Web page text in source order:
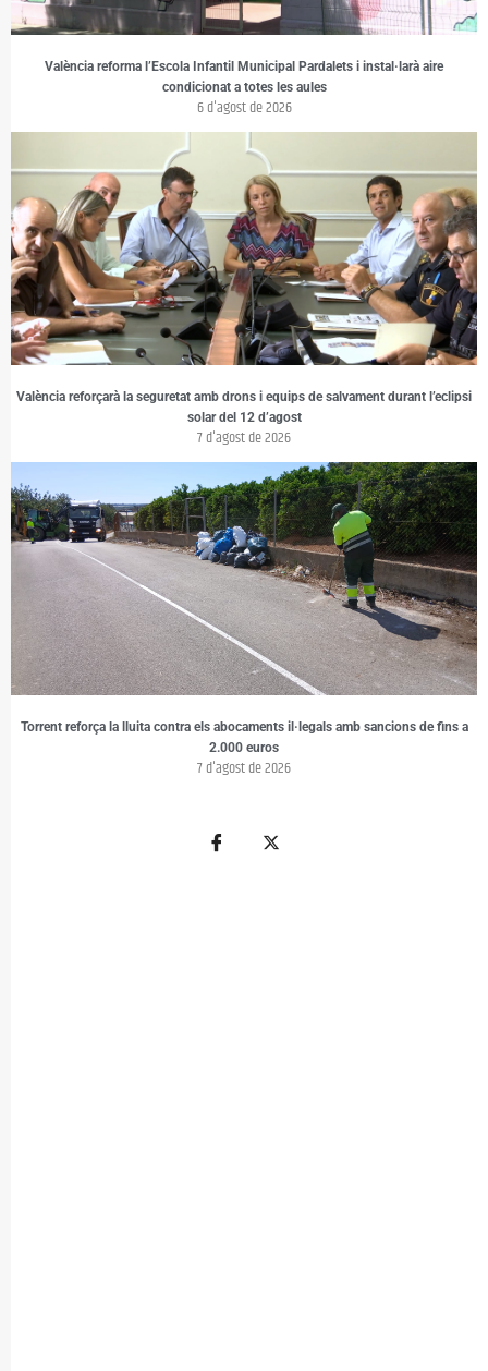
València reforma l’Escola Infantil Municipal Pardalets i instal·larà aire
condicionat a totes les aules
6 d'agost de 2026
València reforçarà la seguretat amb drons i equips de salvament durant l’eclipsi
solar del 12 d’agost
7 d'agost de 2026
Torrent reforça la lluita contra els abocaments il·legals amb sancions de fins a
2.000 euros
7 d'agost de 2026